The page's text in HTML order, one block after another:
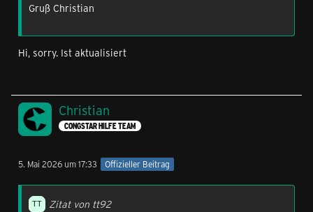
Gruß Christian
Hi, sorry. Ist aktualisiert
Christian
CONGSTAR HILFE TEAM
5. Mai 2026 um 17:33 Offizieller Beitrag
Zitat von tt92